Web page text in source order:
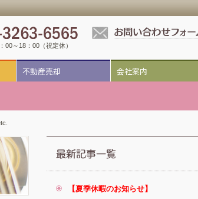
00～18：00（祝定休）
不動産売却 会社案内
【夏季休暇のお知らせ】